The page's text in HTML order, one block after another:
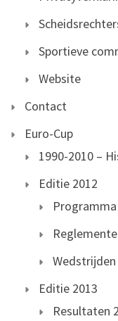
Sportieve
Website
Contact
Euro-Cup
1990-2010 –
Editie 2012
Programma
Editie 2013
Resultaten